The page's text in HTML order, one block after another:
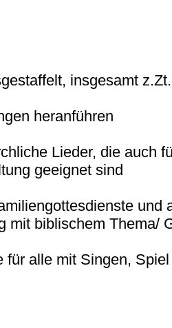
insgesamt
heranführen
Lieder, die auch
geeignet sind
und
mit biblischem Thema/
für alle mit Singen,